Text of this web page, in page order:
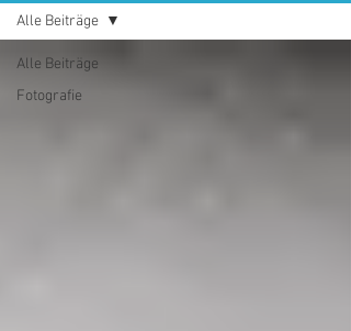
Alle Beiträge
Fotografie
Alle Beiträge